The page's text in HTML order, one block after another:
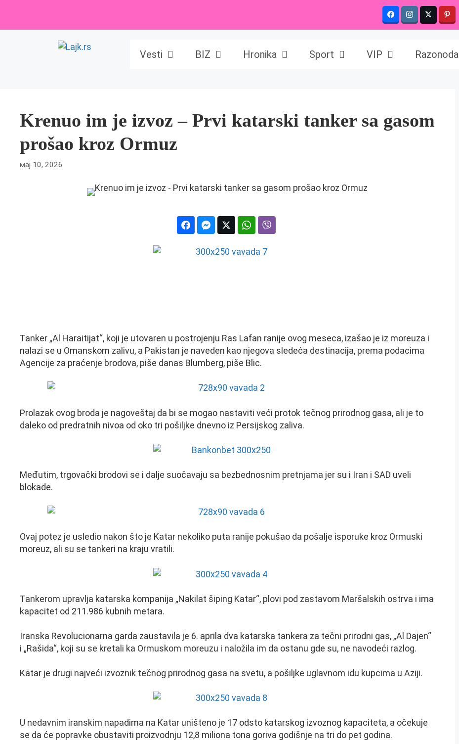
content
Vesti BIZ Hronika Sport VIP Razonoda
Krenuo im je izvoz – Prvi katarski tanker sa gasom
prošao kroz Ormuz
мај 10, 2026
Tanker „Al Haraitijat“, koji je utovaren u postrojenju Ras Lafan ranije ovog meseca, izašao je iz moreuza i
nalazi se u Omanskom zalivu, a Pakistan je naveden kao njegova sledeća destinacija, prema podacima
Agencije za praćenje brodova, piše danas Blumberg, piše Blic.
Prolazak ovog broda je nagoveštaj da bi se mogao nastaviti veći protok tečnog prirodnog gasa, ali je to
daleko od predratnih nivoa od oko tri pošiljke dnevno iz Persijskog zaliva.
Međutim, trgovački brodovi se i dalje suočavaju sa bezbednosnim pretnjama jer su i Iran i SAD uveli
blokade.
Ovaj potez je usledio nakon što je Katar nekoliko puta ranije pokušao da pošalje isporuke kroz Ormuski
moreuz, ali su se tankeri na kraju vratili.
Tankerom upravlja katarska kompanija „Nakilat šiping Katar“, plovi pod zastavom Maršalskih ostrva i ima
kapacitet od 211.986 kubnih metara.
Iranska Revolucionarna garda zaustavila je 6. aprila dva katarska tankera za tečni prirodni gas, „Al Dajen“
i „Rašida“, koji su se kretali ka Ormuskom moreuzu i naložila im da ostanu gde su, ne navodeći razlog.
Katar je drugi najveći izvoznik tečnog prirodnog gasa na svetu, a pošiljke uglavnom idu kupcima u Aziji.
U nedavnim iranskim napadima na Katar uništeno je 17 odsto katarskog izvoznog kapaciteta, a očekuje
se da će popravke obustaviti proizvodnju 12,8 miliona tona goriva godišnje na tri do pet godina.